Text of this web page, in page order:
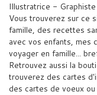
Illustratrice -
Vous trouverez sur ce
famille, des recettes
avec vos enfants, mes
voyager en famille...
Retrouvez aussi la
trouverez des cartes
des cartes de voeux